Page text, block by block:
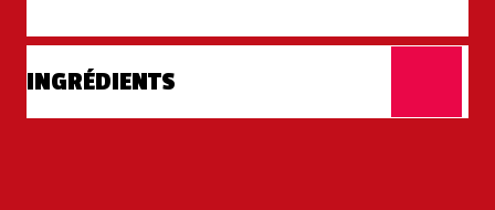
INGRÉDIENTS